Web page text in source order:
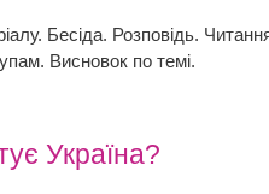
Бесіда. Розповідь.
Висновок по темі.
Україна?